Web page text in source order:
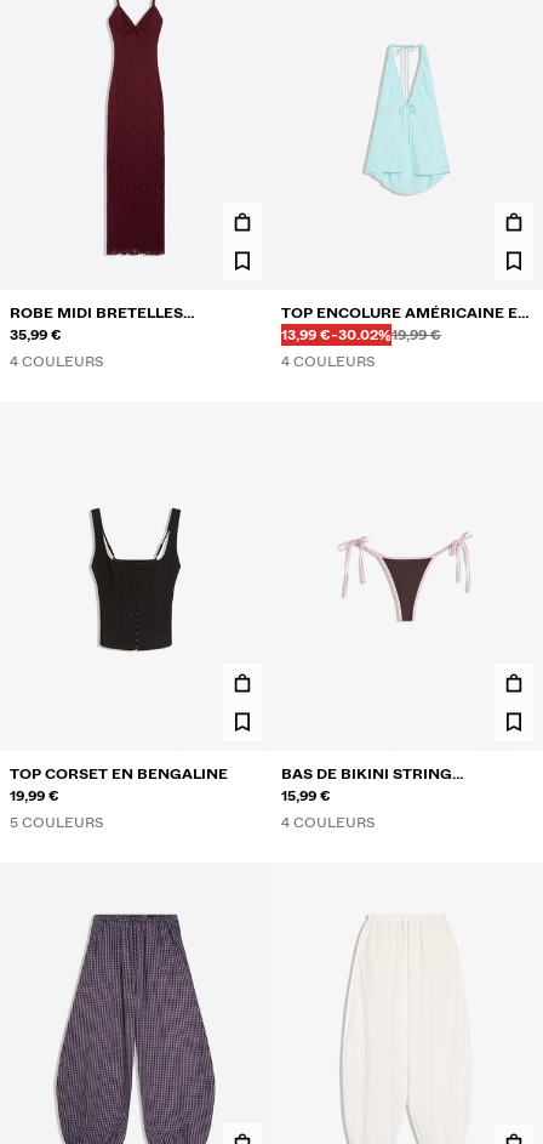
ROBE MIDI BRETELLES
DENTELLE
35,99 €
4 COULEURS
TOP ENCOLURE AMÉRICAINE EN
LIN
PRIX AVEC REMISE
13,99 €RÉDUCTION DE
-30.02%Avant
19,99 €
Avant
4 COULEURS
TOP CORSET EN BENGALINE
19,99 €
5 COULEURS
BAS DE BIKINI STRING
CONTRASTANT
15,99 €
4 COULEURS